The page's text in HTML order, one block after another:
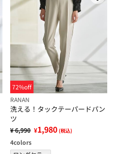
72%off
RANAN
洗える！タックテーパードパン
ツ
¥ 6,990 ¥1,980 (税込)
4colors